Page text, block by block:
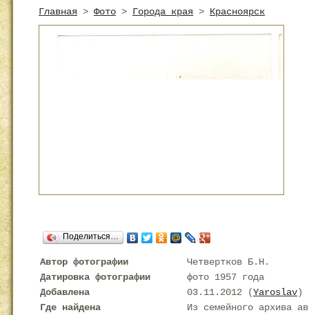
Главная > Фото > Города края > Красноярск
Поделиться…
Автор фотографии
Четвертков Б.Н.
Датировка фотографии
фото 1957 года
Добавлена
03.11.2012 (Yaroslav)
Где найдена
Из семейного архива